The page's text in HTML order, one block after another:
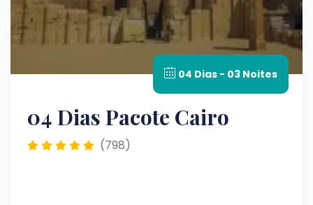
04 Dias - 03 Noites
04 Dias Pacote Cairo
(798)